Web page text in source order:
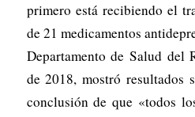
primero está recibiendo el
de 21 medicamentos
Departamento de Salud del
de 2018, mostró resultados
conclusión de que «todos